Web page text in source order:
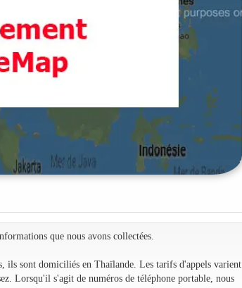
que nous avons collectées.
ils sont domiciliés en Thaïlande. Les tarifs d'appels varient
Lorsqu'il s'agit de numéros de téléphone portable, nous